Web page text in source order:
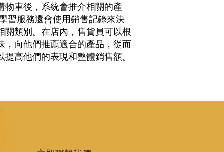
物車後，系統會推介相關的產
習服務還會使用銷售記錄來決
關類別。在店內，售貨員可以根
，向他們推薦適合的產品，從而
高他們的表現和整體銷售額。